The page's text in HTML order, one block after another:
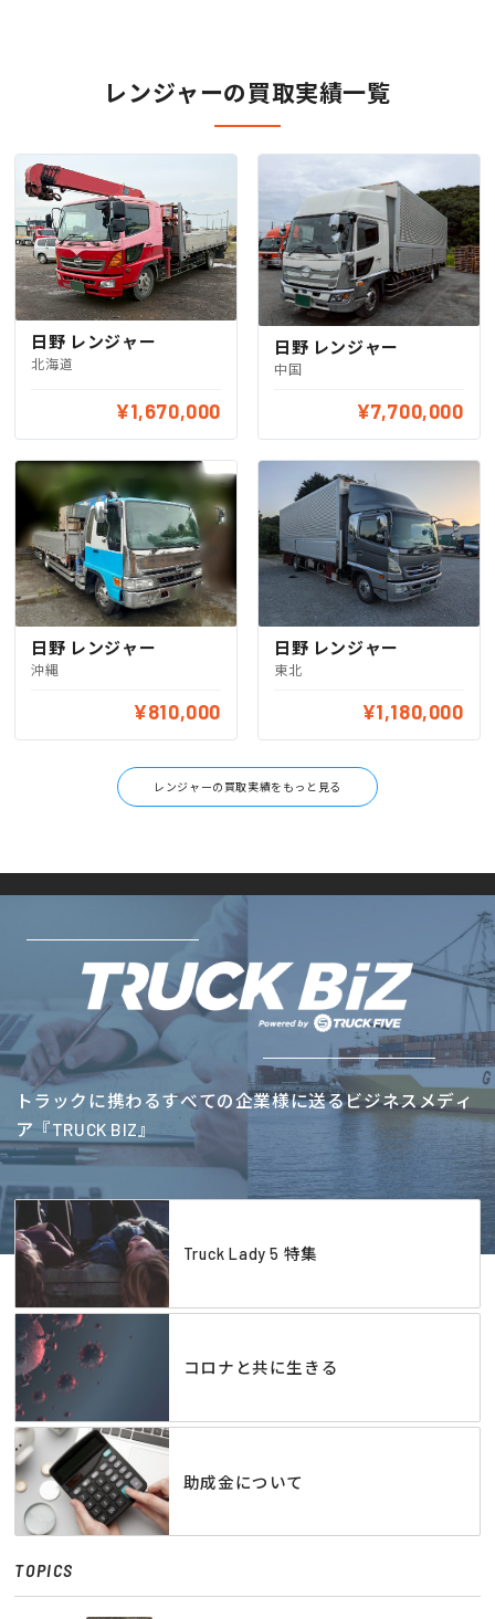
レンジャーの買取実績一覧
日野 レンジャー
北海道
¥1,670,000
日野 レンジャー
中国
¥7,700,000
日野 レンジャー
沖縄
¥810,000
日野 レンジャー
東北
¥1,180,000
レンジャーの買取実績をもっと見る
トラックに携わるすべての企業様に送るビジネスメディ
ア『TRUCK BIZ』
Truck Lady 5 特集
コロナと共に生きる
助成金について
TOPICS